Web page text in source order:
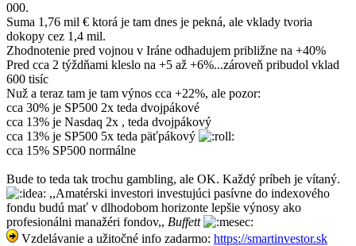
000.
Suma 1,76 mil € ktorá je tam dnes je pekná, ale vklady tvoria
dokopy cez 1,4 mil.
Zhodnotenie pred vojnou v Iráne odhadujem približne na +40%
Pred cca 2 týždňami kleslo na +5 až +6%...zároveň pribudol vklad
600 tisíc
Nuž a teraz tam je tam výnos cca +22%, ale pozor:
cca 30% je SP500 2x teda dvojpákové
cca 13% je Nasdaq 2x , teda dvojpákový
cca 13% je SP500 5x teda päťpákový
cca 15% SP500 normálne
Bude to teda tak trochu gambling, ale OK. Každý príbeh je vítaný.
,,Amatérski investori investujúci pasívne do indexového
fondu budú mať v dlhodobom horizonte lepšie výnosy ako
profesionálni manažéri fondov,, Buffett
Vzdelávanie a užitočné info zadarmo: https://smartinvestor.sk